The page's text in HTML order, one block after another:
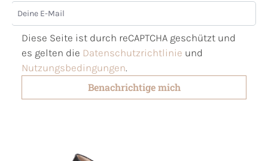
Deine E-Mail
Diese Seite ist durch reCAPTCHA geschützt und
es gelten die Datenschutzrichtlinie und
Nutzungsbedingungen.
Benachrichtige mich